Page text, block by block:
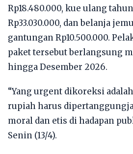
Rp18.480.000, kue ulang
Rp33.030.000, dan belanja
gantungan Rp10.500.000.
paket tersebut berlangsung
hingga Desember 2026.
“Yang urgent dikoreksi
rupiah harus
moral dan etis di hadapan
Senin (13/4).